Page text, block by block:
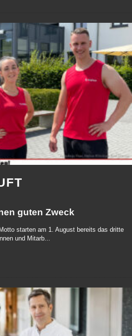
guten Zweck
starten am 1. August bereits das dritte
und Mitarb...